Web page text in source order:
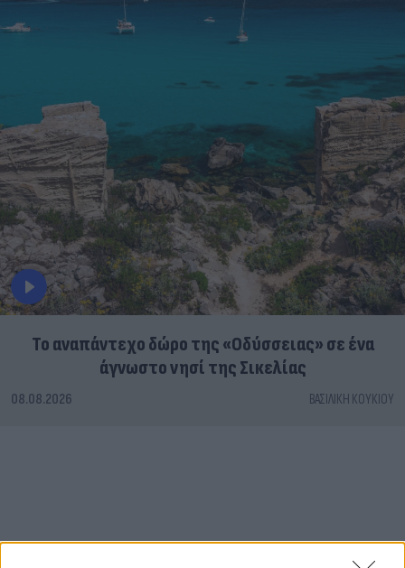
To αναπάντεχο δώρο της «Οδύσσειας» σε ένα
άγνωστο νησί της Σικελίας
08.08.2026 ΒΑΣΙΛΙΚΉ ΚΟΥΚΊΟΥ